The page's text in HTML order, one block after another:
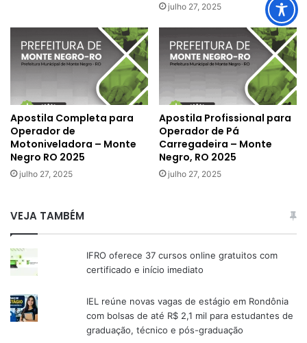
julho 27, 2025
Apostila Completa para
Operador de
Motoniveladora – Monte
Negro RO 2025
julho 27, 2025
Apostila Profissional para
Operador de Pá
Carregadeira – Monte
Negro, RO 2025
julho 27, 2025
VEJA TAMBÉM
IFRO oferece 37 cursos online gratuitos com
certificado e início imediato
IEL reúne novas vagas de estágio em Rondônia
com bolsas de até R$ 2,1 mil para estudantes de
graduação, técnico e pós-graduação